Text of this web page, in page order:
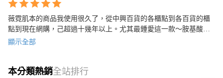
薇霓肌本的商品我使用很久了，從中興百貨的各櫃點到各百貨的櫃
點到現在網購，己超過十幾年以上。尤其最鍾愛這一款～胺基酸調
理潔膚露。從我以前的痘痘肌到現在小孩長大成青少年都推薦他們
推薦。 胺基酸調理潔膚露真的很優質，值得去使用，他太好用。 每
顯示全部
本分類熱銷全站排行